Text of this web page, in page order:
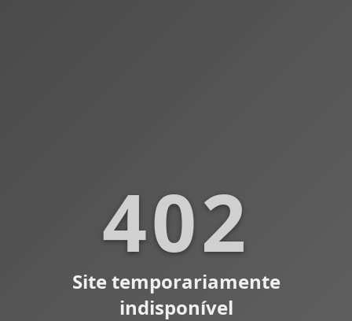
402
Site temporariamente
indisponível